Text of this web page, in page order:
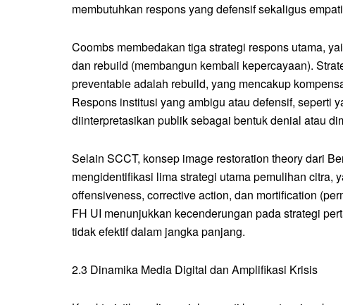
membutuhkan respons yang defensif sekaligus
Coombs membedakan tiga strategi respons utama,
dan rebuild (membangun kembali kepercayaan).
preventable adalah rebuild, yang mencakup
Respons institusi yang ambigu atau defensif, seperti
diinterpretasikan publik sebagai bentuk denial atau
Selain SCCT, konsep image restoration theory dari
mengidentifikasi lima strategi utama pemulihan citra,
offensiveness, corrective action, dan mortification
FH UI menunjukkan kecenderungan pada strategi
tidak efektif dalam jangka panjang.
2.3 Dinamika Media Digital dan Amplifikasi Krisis